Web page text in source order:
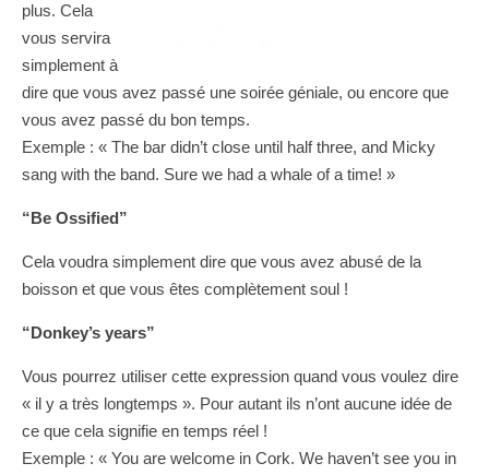
plus. Cela
vous servira
simplement à
dire que vous avez passé une soirée géniale, ou encore que
vous avez passé du bon temps.
Exemple : « The bar didn’t close until half three, and Micky
sang with the band. Sure we had a whale of a time! »
“Be Ossified”
Cela voudra simplement dire que vous avez abusé de la
boisson et que vous êtes complètement soul !
“Donkey’s years”
Vous pourrez utiliser cette expression quand vous voulez dire
« il y a très longtemps ». Pour autant ils n’ont aucune idée de
ce que cela signifie en temps réel !
Exemple : « You are welcome in Cork. We haven’t see you in